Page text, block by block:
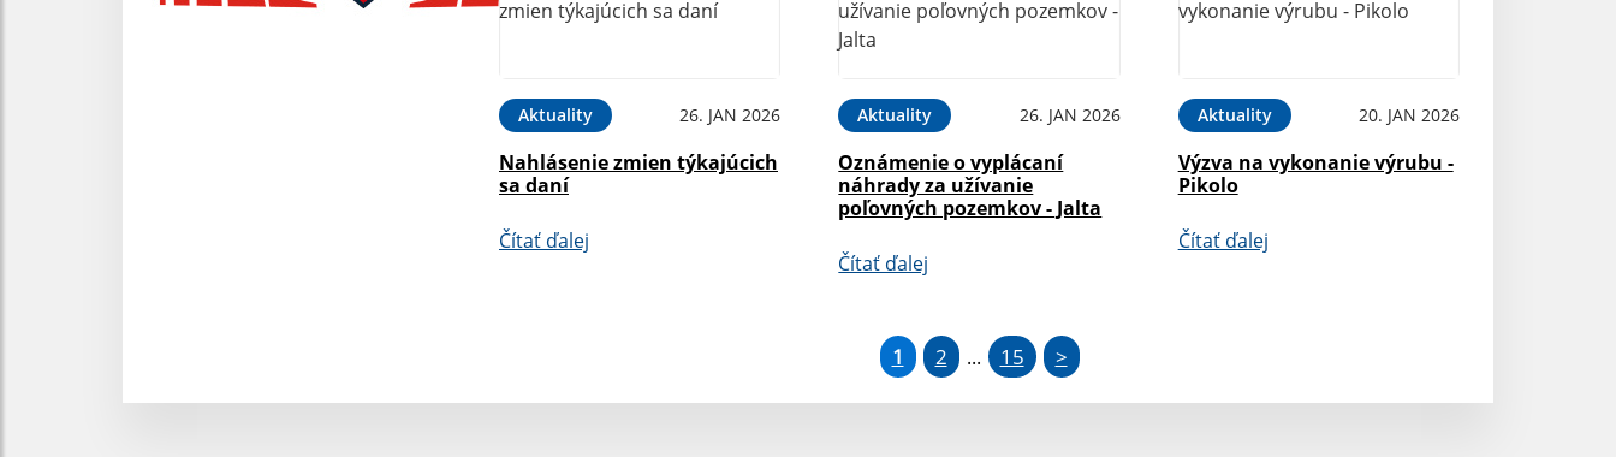
Aktuality 26. JAN 2026
Nahlásenie zmien týkajúcich
sa daní
Čítať ďalej
Aktuality 26. JAN 2026
Oznámenie o vyplácaní
náhrady za užívanie
poľovných pozemkov - Jalta
Čítať ďalej
Aktuality 20. JAN 2026
Výzva na vykonanie výrubu -
Pikolo
Čítať ďalej
1 2 ... 15 >